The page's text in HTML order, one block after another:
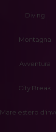
Diving
Montagna
Avventura
City Break
Mare estero